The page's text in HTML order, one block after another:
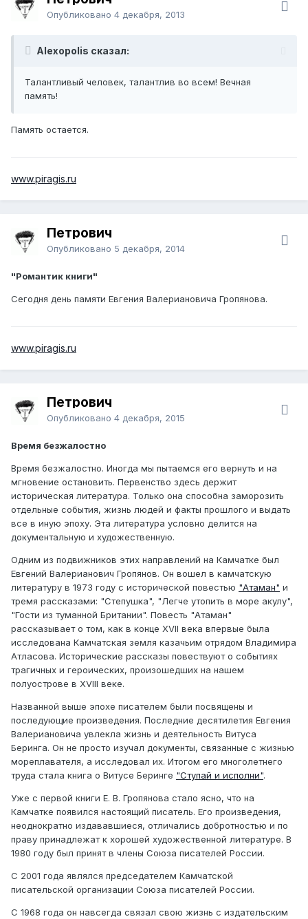
Опубликовано 4 декабря, 2013
Alexopolis сказал:
Талантливый человек, талантлив во всем! Вечная
память!
Память остается.
www.piragis.ru
Петрович
Опубликовано 5 декабря, 2014
"Романтик книги"
Сегодня день памяти Евгения Валериановича Гропянова.
www.piragis.ru
Петрович
Опубликовано 4 декабря, 2015
Время безжалостно
Время безжалостно. Иногда мы пытаемся его вернуть и на
мгновение остановить. Первенство здесь держит
историческая литература. Только она способна заморозить
отдельные события, жизнь людей и факты прошлого и выдать
все в иную эпоху. Эта литература условно делится на
документальную и художественную.
Одним из подвижников этих направлений на Камчатке был
Евгений Валерианович Гропянов. Он вошел в камчатскую
литературу в 1973 году с исторической повестью "Атаман" и
тремя рассказами: "Степушка", "Легче утопить в море акулу",
"Гости из туманной Британии". Повесть "Атаман"
рассказывает о том, как в конце XVII века впервые была
исследована Камчатская земля казачьим отрядом Владимира
Атласова. Исторические рассказы повествуют о событиях
трагичных и героических, произошедших на нашем
полуострове в XVIII веке.
Названной выше эпохе писателем были посвящены и
последующие произведения. Последние десятилетия Евгения
Валериановича увлекла жизнь и деятельность Витуса
Беринга. Он не просто изучал документы, связанные с жизнью
мореплавателя, а исследовал их. Итогом его многолетнего
труда стала книга о Витусе Беринге "Ступай и исполни".
Уже с первой книги Е. В. Гропянова стало ясно, что на
Камчатке появился настоящий писатель. Его произведения,
неоднократно издававшиеся, отличались добротностью и по
праву принадлежат к хорошей художественной литературе. В
1980 году был принят в члены Союза писателей России.
С 2001 года являлся председателем Камчатской
писательской организации Союза писателей России.
С 1968 года он навсегда связал свою жизнь с издательским